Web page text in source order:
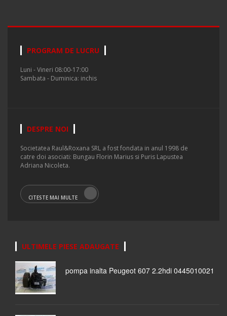
PROGRAM DE LUCRU
Luni - Vineri 08:00-17:00
Sambata - Duminica: inchis
DESPRE NOI
Societatea Raul&Roxana SRL a fost fondata in anul 1998 de
catre doi asociati: Bungau Florin Marius si Puris Lapustea
Adriana Nicoleta.
CITESTE MAI MULTE
ULTIMELE PIESE ADAUGATE
pompa inalta Peugeot 607 2.2hdi 0445010021